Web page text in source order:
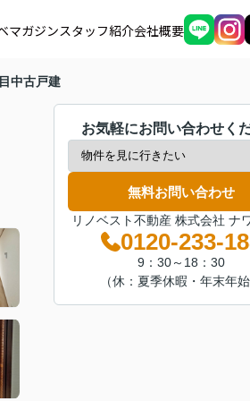
マガジンスタッフ紹介会社概要
中古戸建
お気軽にお問い合わせく
無料お問い合わせ
リノベスト不動産 株式会社 ナ
0120-233-
9：30～18：30
（休：夏季休暇・年末年始